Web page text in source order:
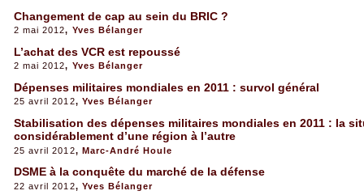
Changement de cap au sein du BRIC ?
2 mai 2012, Yves Bélanger
L’achat des VCR est repoussé
2 mai 2012, Yves Bélanger
Dépenses militaires mondiales en 2011 : survol général
25 avril 2012, Yves Bélanger
Stabilisation des dépenses militaires mondiales en 2011 : la
considérablement d’une région à l’autre
25 avril 2012, Marc-André Houle
DSME à la conquête du marché de la défense
22 avril 2012, Yves Bélanger